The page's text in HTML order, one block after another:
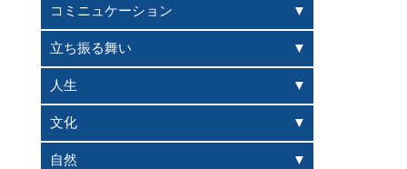
コミニュケーション
立ち振る舞い
人生
文化
自然